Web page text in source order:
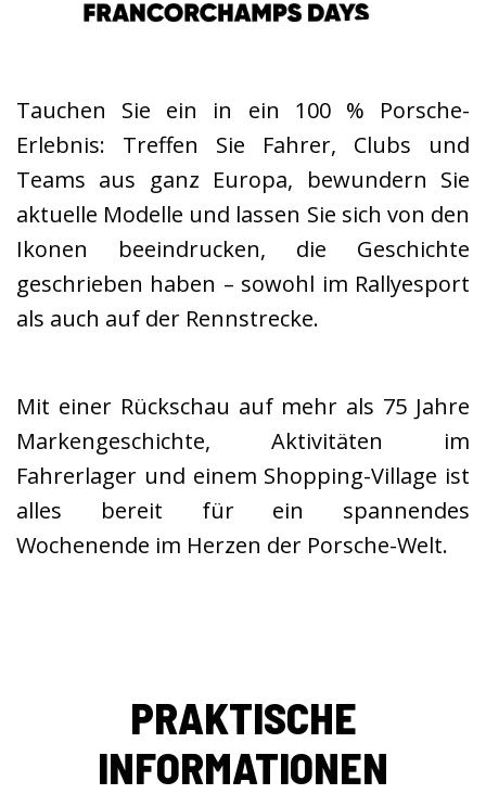
Tauchen Sie ein in ein 100 % Porsche-
Erlebnis: Treffen Sie Fahrer, Clubs und
Teams aus ganz Europa, bewundern Sie
aktuelle Modelle und lassen Sie sich von den
Ikonen beeindrucken, die Geschichte
geschrieben haben – sowohl im Rallyesport
als auch auf der Rennstrecke.
Mit einer Rückschau auf mehr als 75 Jahre
Markengeschichte, Aktivitäten im
Fahrerlager und einem Shopping-Village ist
alles bereit für ein spannendes
Wochenende im Herzen der Porsche-Welt.
PRAKTISCHE
INFORMATIONEN